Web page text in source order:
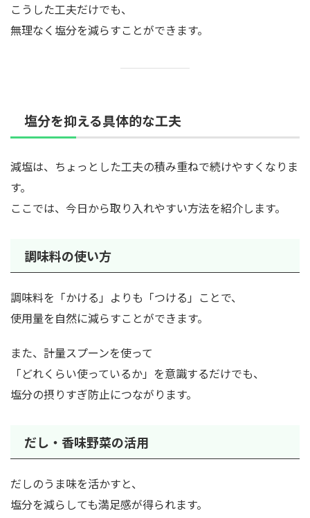
こうした工夫だけでも、
無理なく塩分を減らすことができます。
塩分を抑える具体的な工夫
減塩は、ちょっとした工夫の積み重ねで続けやすくなりま
す。
ここでは、今日から取り入れやすい方法を紹介します。
調味料の使い方
調味料を「かける」よりも「つける」ことで、
使用量を自然に減らすことができます。
また、計量スプーンを使って
「どれくらい使っているか」を意識するだけでも、
塩分の摂りすぎ防止につながります。
だし・香味野菜の活用
だしのうま味を活かすと、
塩分を減らしても満足感が得られます。